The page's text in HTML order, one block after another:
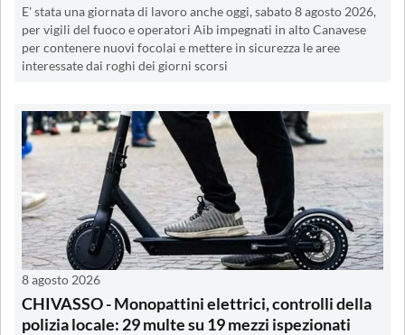
E' stata una giornata di lavoro anche oggi, sabato 8 agosto 2026,
per vigili del fuoco e operatori Aib impegnati in alto Canavese
per contenere nuovi focolai e mettere in sicurezza le aree
interessate dai roghi dei giorni scorsi
8 agosto 2026
CHIVASSO - Monopattini elettrici, controlli della
polizia locale: 29 multe su 19 mezzi ispezionati